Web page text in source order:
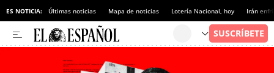
ES NOTICIA: Últimas noticias Mapa de noticias Lotería Nacional, hoy Irán